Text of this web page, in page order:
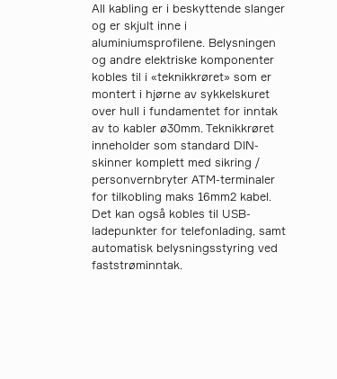
All kabling er i beskyttende slanger
og er skjult inne i
aluminiumsprofilene. Belysningen
og andre elektriske komponenter
kobles til i «teknikkrøret» som er
montert i hjørne av sykkelskuret
over hull i fundamentet for inntak
av to kabler ø30mm. Teknikkrøret
inneholder som standard DIN-
skinner komplett med sikring /
personvernbryter ATM-terminaler
for tilkobling maks 16mm2 kabel.
Det kan også kobles til USB-
ladepunkter for telefonlading, samt
automatisk belysningsstyring ved
faststrøminntak.